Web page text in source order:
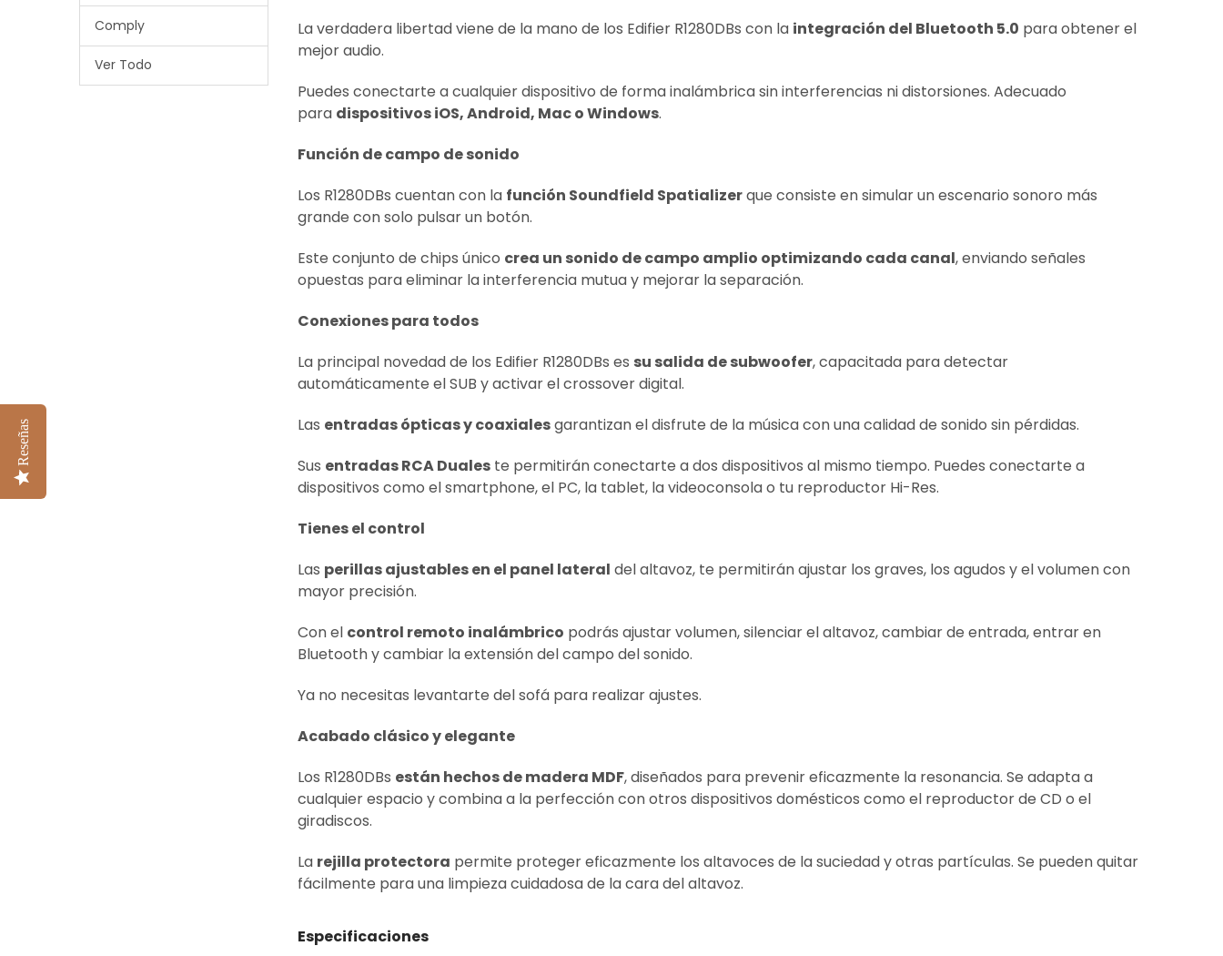
Comply
Ver Todo
La verdadera libertad viene de la mano de los Edifier R1280DBs con la integración del Bluetooth 5.0 para obtener el
mejor audio.
Puedes conectarte a cualquier dispositivo de forma inalámbrica sin interferencias ni distorsiones. Adecuado
para dispositivos iOS, Android, Mac o Windows.
Función de campo de sonido
Los R1280DBs cuentan con la función Soundfield Spatializerque consiste en simular un escenario sonoro más
grande con solo pulsar un botón.
Este conjunto de chips único crea un sonido de campo amplio optimizando cada canal, enviando señales
opuestas para eliminar la interferencia mutua y mejorar la separación.
Conexiones para todos
La principal novedad de los Edifier R1280DBs es su salida de subwoofer, capacitada para detectar
automáticamente el SUB y activar el crossover digital.
Las entradas ópticas y coaxialesgarantizan el disfrute de la música con una calidad de sonido sin pérdidas.
Sus entradas RCA Duales te permitirán conectarte a dos dispositivos al mismo tiempo. Puedes conectarte a
dispositivos como el smartphone, el PC, la tablet, la videoconsola o tu reproductor Hi-Res.
Tienes el control
Las perillas ajustables en el panel lateral del altavoz, te permitirán ajustar los graves, los agudos y el volumen con
mayor precisión.
Con el control remoto inalámbrico podrás ajustar volumen, silenciar el altavoz, cambiar de entrada, entrar en
Bluetooth y cambiar la extensión del campo del sonido.
Ya no necesitas levantarte del sofá para realizar ajustes.
Acabado clásico y elegante
Los R1280DBs están hechos de madera MDF, diseñados para prevenir eficazmente la resonancia. Se adapta a
cualquier espacio y combina a la perfección con otros dispositivos domésticos como el reproductor de CD o el
giradiscos.
La rejilla protectora permite proteger eficazmente los altavoces de la suciedad y otras partículas. Se pueden quitar
fácilmente para una limpieza cuidadosa de la cara del altavoz.
Especificaciones
Reseñas